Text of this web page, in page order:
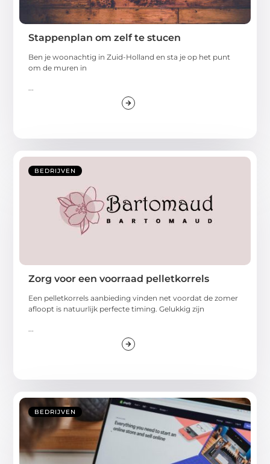
Stappenplan om zelf te stucen
Ben je woonachtig in Zuid-Holland en sta je op het punt
om de muren in
BEDRIJVEN
Zorg voor een voorraad pelletkorrels
Een pelletkorrels aanbieding vinden net voordat de zomer
afloopt is natuurlijk perfecte timing. Gelukkig zijn
BEDRIJVEN